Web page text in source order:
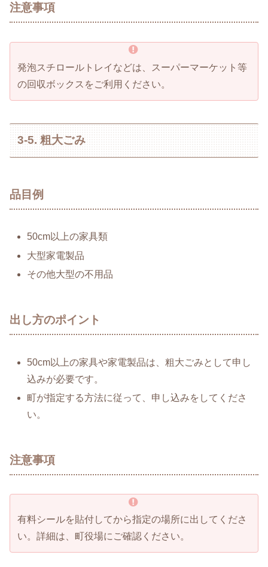
注意事項
発泡スチロールトレイなどは、スーパーマーケット等
の回収ボックスをご利用ください。
3-5. 粗大ごみ
品目例
50cm以上の家具類
大型家電製品
その他大型の不用品
出し方のポイント
50cm以上の家具や家電製品は、粗大ごみとして申し
込みが必要です。
町が指定する方法に従って、申し込みをしてくださ
い。
注意事項
有料シールを貼付してから指定の場所に出してくださ
い。詳細は、町役場にご確認ください。